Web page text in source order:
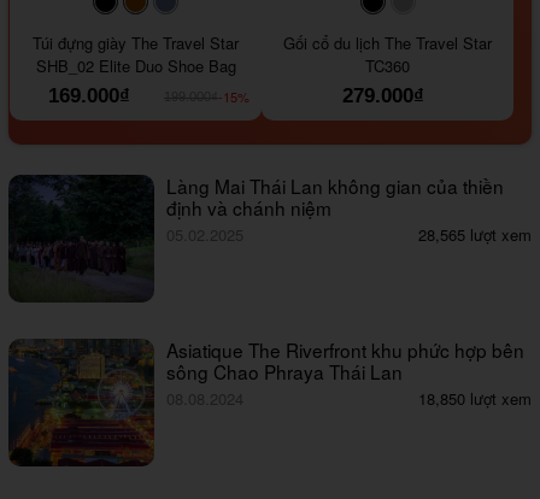
#000000#964B00
Túi đựng giày The Travel Star
SHB_02 Elite Duo Shoe Bag
169.000₫
-15%
Gối cổ du lịch The Travel Star
TC360
279.000₫
Làng Mai Thái Lan không gian của thiền
định và chánh niệm
05.02.2025 28,565 lượt xem
Asiatique The Riverfront khu phức hợp bên
sông Chao Phraya Thái Lan
08.08.2024 18,850 lượt xem